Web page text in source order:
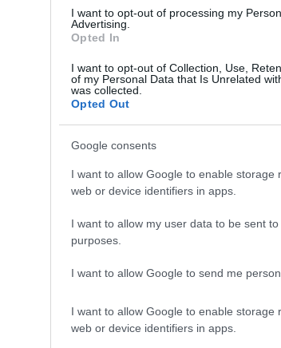
I want to opt-out of processing my
Advertising.
Opted In
I want to opt-out of Collection, Use,
of my Personal Data that Is Unrelated
was collected.
Opted Out
Google consents
I want to allow Google to enable storage
web or device identifiers in apps.
I want to allow my user data to be sent
purposes.
I want to allow Google to send me
I want to allow Google to enable storage
web or device identifiers in apps.
valamint
az ártéri erdő
a
fogattal is
erdőben
2017. május 18-tól vetítik a
„Gemenc – Az árterek
Gemenc Zrt. szakmai
Megérkezett az első
Megérkezett Tóbiás, az
példányát webkamerán át
A klímaváltozás miatt
kocsányos tölgy